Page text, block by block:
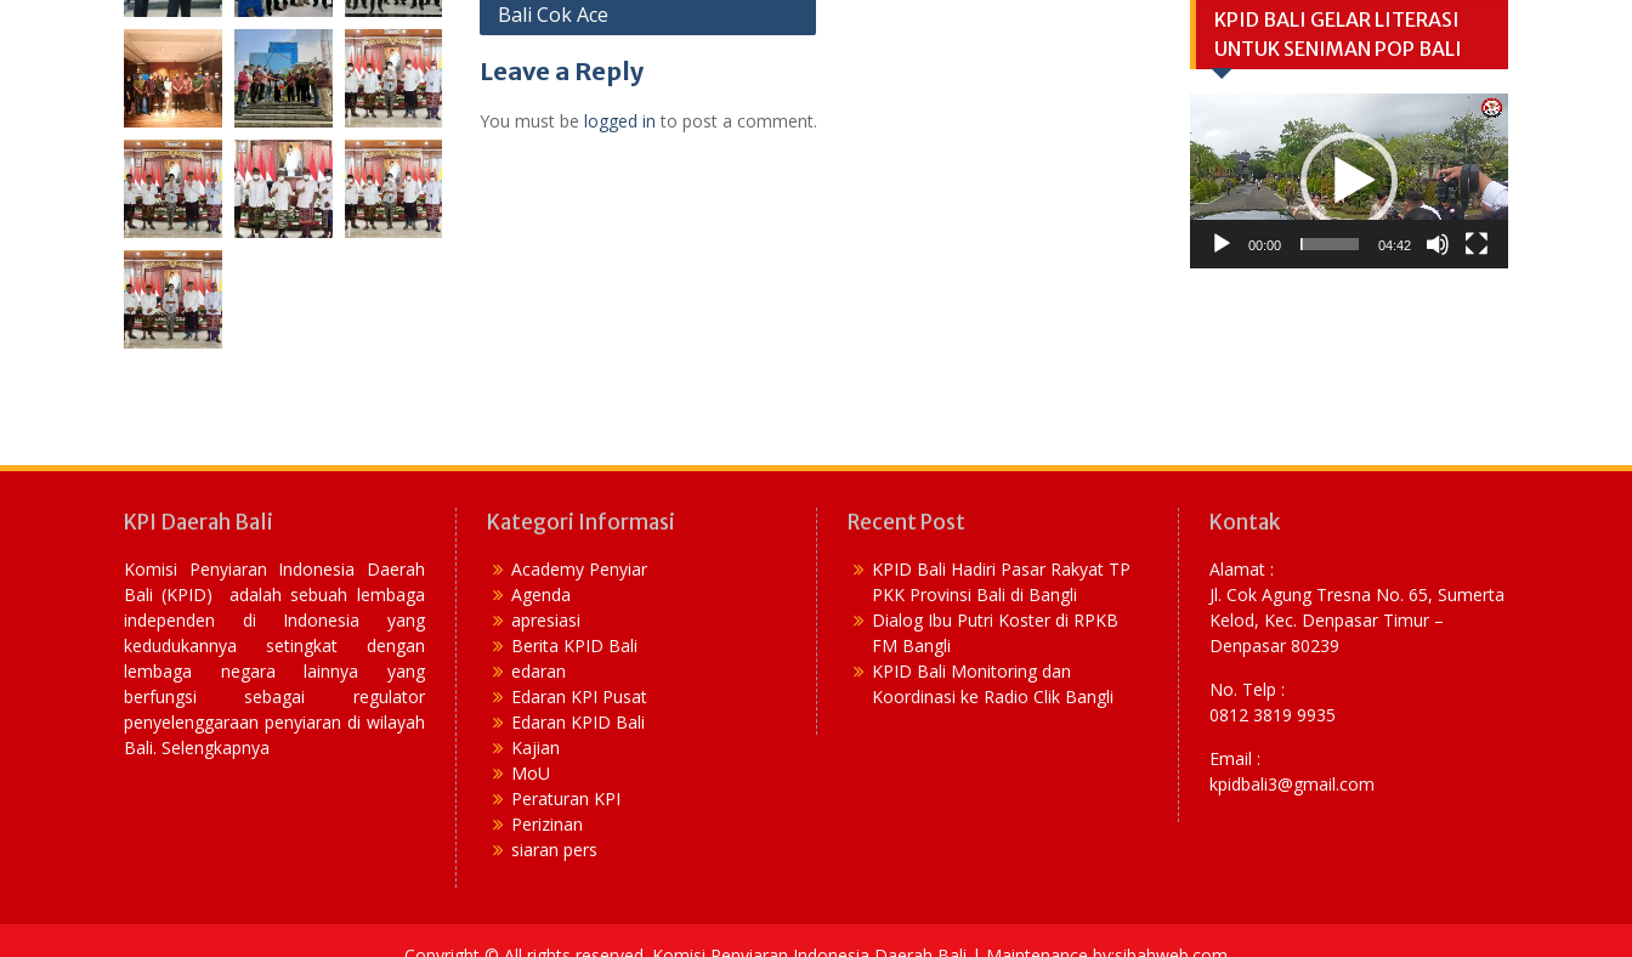
Bali Cok Ace
Leave a Reply
You must be logged in to post a comment.
KPID BALI GELAR LITERASI
UNTUK SENIMAN POP BALI
Player
00:00 04:42
KPI Daerah Bali
Komisi Penyiaran Indonesia Daerah
Bali (KPID) adalah sebuah lembaga
independen di Indonesia yang
kedudukannya setingkat dengan
lembaga negara lainnya yang
berfungsi sebagai regulator
penyelenggaraan penyiaran di wilayah
Bali. Selengkapnya
Kategori Informasi
Academy Penyiar
Agenda
apresiasi
Berita KPID Bali
edaran
Edaran KPI Pusat
Edaran KPID Bali
Kajian
MoU
Peraturan KPI
Perizinan
siaran pers
Recent Post
KPID Bali Hadiri Pasar Rakyat TP
PKK Provinsi Bali di Bangli
Dialog Ibu Putri Koster di RPKB
FM Bangli
KPID Bali Monitoring dan
Koordinasi ke Radio Clik Bangli
Kontak
Alamat :
Jl. Cok Agung Tresna No. 65, Sumerta
Kelod, Kec. Denpasar Timur –
Denpasar 80239
No. Telp :
0812 3819 9935
Email :
kpidbali3@gmail.com